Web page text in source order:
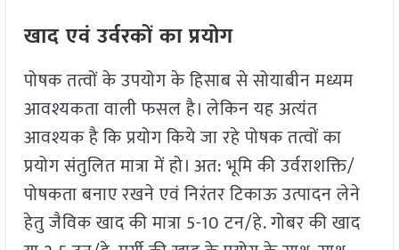
खाद एवं उर्वरकों का प्रयोग
पोषक तत्वों के उपयोग के हिसाब से सोयाबीन मध्यम
आवश्यकता वाली फसल है। लेकिन यह अत्यंत
आवश्यक है कि प्रयोग किये जा रहे पोषक तत्वों का
प्रयोग संतुलित मात्रा में हो। अत: भूमि की उर्वराशक्ति/
पोषकता बनाए रखने एवं निरंतर टिकाऊ उत्पादन लेने
हेतु जैविक खाद की मात्रा 5-10 टन/हे. गोबर की खाद